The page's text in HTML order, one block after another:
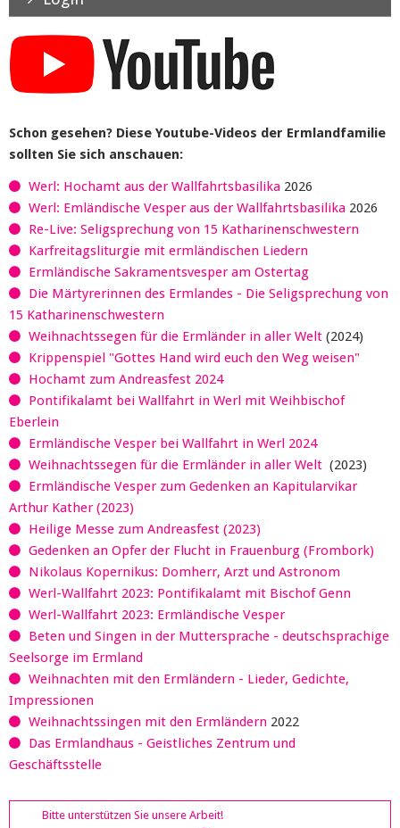
Schon gesehen? Diese Youtube-Videos der Ermlandfamilie
sollten Sie sich anschauen:
Werl: Hochamt aus der Wallfahrtsbasilika 2026
Werl: Emländische Vesper aus der Wallfahrtsbasilika 2026
Re-Live: Seligsprechung von 15 Katharinenschwestern
Karfreitagsliturgie mit ermländischen Liedern
Ermländische Sakramentsvesper am Ostertag
Die Märtyrerinnen des Ermlandes - Die Seligsprechung von
15 Katharinenschwestern
Weihnachtssegen für die Ermländer in aller Welt (2024)
Krippenspiel "Gottes Hand wird euch den Weg weisen"
Hochamt zum Andreasfest 2024
Pontifikalamt bei Wallfahrt in Werl mit Weihbischof
Eberlein
Ermländische Vesper bei Wallfahrt in Werl 2024
Weihnachtssegen für die Ermländer in aller Welt (2023)
Ermländische Vesper zum Gedenken an Kapitularvikar
Arthur Kather (2023)
Heilige Messe zum Andreasfest (2023)
Gedenken an Opfer der Flucht in Frauenburg (Frombork)
Nikolaus Kopernikus: Domherr, Arzt und Astronom
Werl-Wallfahrt 2023: Pontifikalamt mit Bischof Genn
Werl-Wallfahrt 2023: Ermländische Vesper
Beten und Singen in der Muttersprache - deutschsprachige
Seelsorge im Ermland
Weihnachten mit den Ermländern - Lieder, Gedichte,
Impressionen
Weihnachtssingen mit den Ermländern 2022
Das Ermlandhaus - Geistliches Zentrum und
Geschäftsstelle
Bitte unterstützen Sie unsere Arbeit!